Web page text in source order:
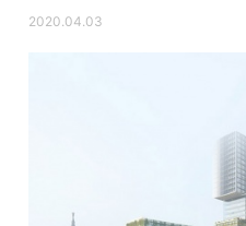
2020.04.03